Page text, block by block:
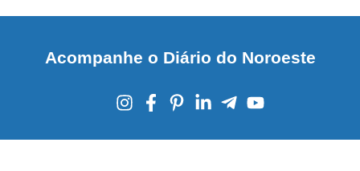
Acompanhe o Diário do Noroeste